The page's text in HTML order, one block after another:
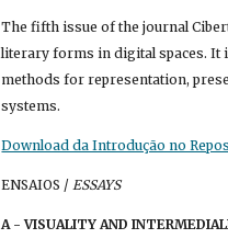
The fifth issue of the journal
literary forms in digital spaces. It
methods for representation,
systems.
Download da Introdução no
ENSAIOS / ESSAYS
A - VISUALITY AND